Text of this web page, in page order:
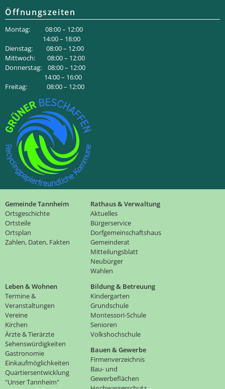
Öffnungszeiten
Montag: 08:00 – 12:00
14:00 – 18:00
Dienstag: 08:00 – 12:00
Mittwoch: 08:00 – 12:00
Donnerstag: 08:00 – 12:00
14:00 – 16:00
Freitag: 08:00 – 12:00
Gemeinde Tannheim
Ortsgeschichte
Ortsteile
Ortsplan
Zahlen, Daten, Fakten
Rathaus & Verwaltung
Aktuelles
Bürgerservice
Dorfgemeinschaftshaus
Gemeinderat
Mitteilungsblatt
Neubürger
Wahlen
Leben & Wohnen
Termine &
Veranstaltungen
Vereine
Kirchen
Ärzte & Tierärzte
Sehenswürdigkeiten
Gastronomie
Einkaufmöglichkeiten
Quartiersentwicklung
"Unser Tannheim"
Bildung & Betreuung
Kindergarten
Grundschule
Montessori-Schule
Senioren
Volkshochschule
Bauen & Gewerbe
Firmenverzeichnis
Bau- und
Gewerbeflächen